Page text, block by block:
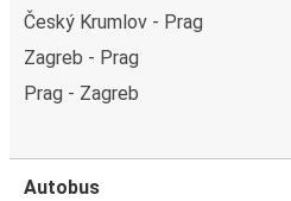
Český Krumlov - Prag
Zagreb - Prag
Prag - Zagreb
Autobus